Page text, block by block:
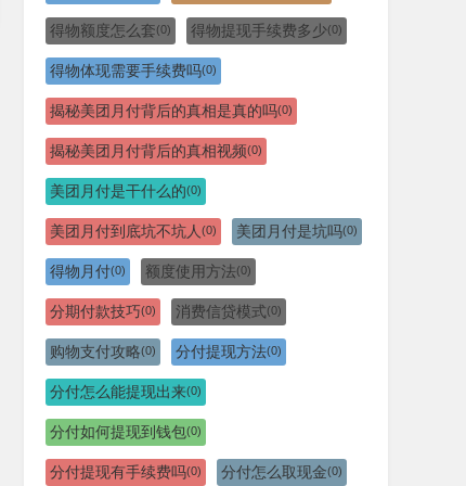
得物额度怎么套(0) 得物提现手续费多少(0)
得物体现需要手续费吗(0)
揭秘美团月付背后的真相是真的吗(0)
揭秘美团月付背后的真相视频(0)
美团月付是干什么的(0)
美团月付到底坑不坑人 (0) 美团月付是坑吗(0)
得物月付(0) 额度使用方法(0)
分期付款技巧(0) 消费信贷模式(0)
购物支付攻略(0) 分付提现方法(0)
分付怎么能提现出来(0)
分付如何提现到钱包(0)
分付提现有手续费吗(0) 分付怎么取现金(0)